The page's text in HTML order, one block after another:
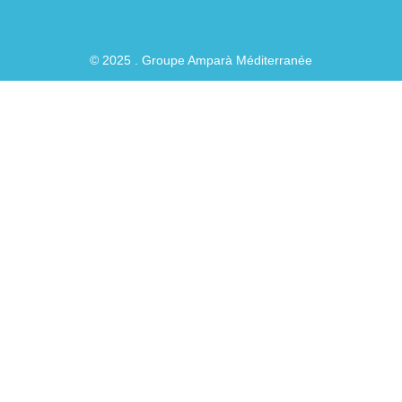
© 2025 . Groupe Amparà Méditerranée